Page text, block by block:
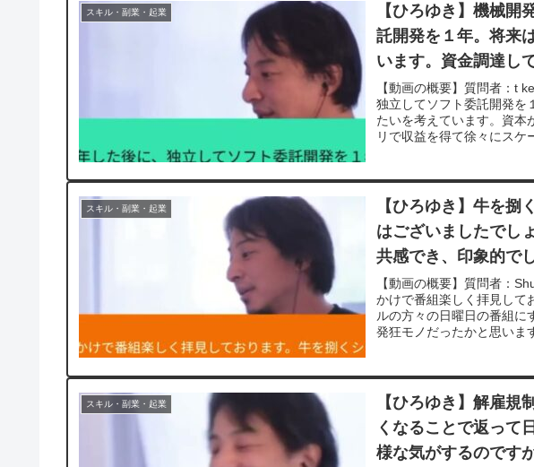
スキル・副業・起業
【ひろゆき】機械開
託開発を１年。将来
います。資金調達し
ろゆき切り抜き
【動画の概要】質問者：t
独立してソフト委託開発を
たいを考えています。資本
リで収益を得て徐々にスケ
スキル・副業・起業
【ひろゆき】牛を捌
はございましたでし
共感でき、印象的
20230902
【動画の概要】質問者：
かけで番組楽しく拝見して
ルの方々の日曜日の番組に
発狂モノだったかと思いま
スキル・副業・起業
【ひろゆき】解雇規
くなることで返って
様な気がするのです